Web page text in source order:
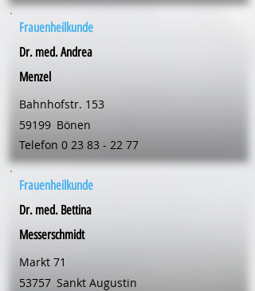
Frauenheilkunde
Dr. med. Andrea
Menzel
Bahnhofstr. 153
59199 Bönen
Telefon 0 23 83 - 22 77
Frauenheilkunde
Dr. med. Bettina
Messerschmidt
Markt 71
53757 Sankt Augustin